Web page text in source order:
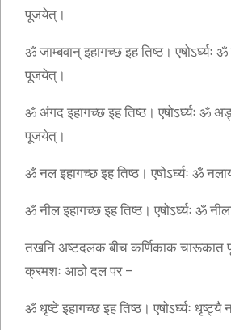
पूजयेत्।
ॐ जाम्बवान् इहागच्छ इह तिष्ठ। एषोऽर्घ्यः
पूजयेत्।
ॐ अंगद इहागच्छ इह तिष्ठ। एषोऽर्घ्यः ॐ
पूजयेत्।
ॐ नल इहागच्छ इह तिष्ठ। एषोऽर्घ्यः ॐ
ॐ नील इहागच्छ इह तिष्ठ। एषोऽर्घ्यः ॐ
तखनि अष्टदलक बीच कर्णिकाक चारूकात
क्रमशः आठो दल पर –
ॐ धृष्टे इहागच्छ इह तिष्ठ। एषोऽर्घ्यः धृष्ट्यै